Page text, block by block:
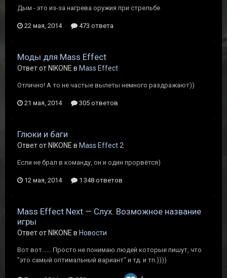
Дым - это из-за нагрева оружия при стрельбе
22 мая, 2014 473 ответа
Моды для Mass Effect
Ответ от NIKONE в Mass Effect
Отлично! А то не частые вылеты немного раздражают))
21 мая, 2014 305 ответов
Глюки и баги
Ответ от NIKONE в Mass Effect 2
Если не брал в команду, он и один прорвётся)
12 мая, 2014 1 348 ответов
Mass Effect Next — Слух. Возможное название
игры
Ответ от NIKONE в Новости
Вот вот...... Просто не понимаю людей которые пишут, что
"это самый оптимальный вариант" и тд. и тп.))))